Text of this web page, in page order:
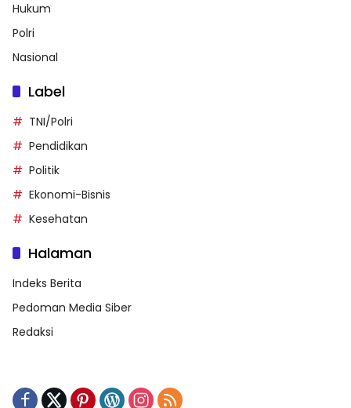
Hukum
Polri
Nasional
Label
TNI/Polri
Pendidikan
Politik
Ekonomi-Bisnis
Kesehatan
Halaman
Indeks Berita
Pedoman Media Siber
Redaksi